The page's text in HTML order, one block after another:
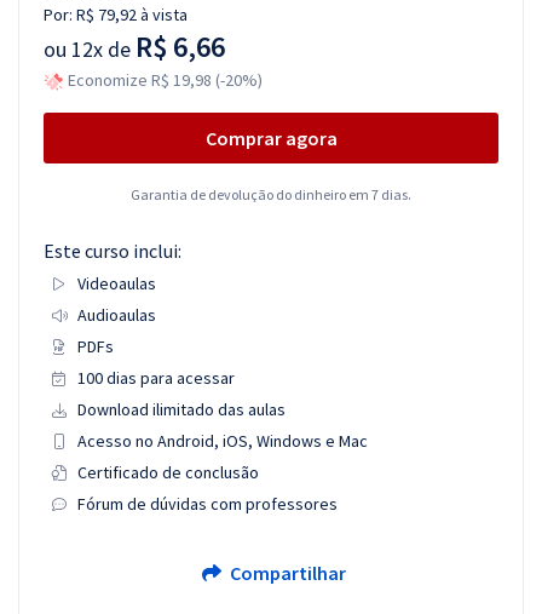
Por: R$ 79,92à vista
ou 12x de R$ 6,66
Economize R$ 19,98 (-20%)
Comprar agora
Garantia de devolução do dinheiro em 7 dias.
Este curso inclui:
Videoaulas
Audioaulas
PDFs
100 dias para acessar
Download ilimitado das aulas
Acesso no Android, iOS, Windows e Mac
Certificado de conclusão
Fórum de dúvidas com professores
Compartilhar